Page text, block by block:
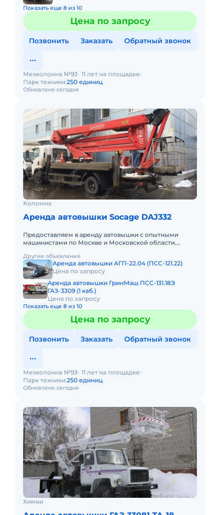
Показать еще 8 из 10
Цена по запросу
Позвонить Заказать Обратный звонок
Обновлено сегодня
Мехколонна №93 11 лет на площадке
Парк техники:250 единиц
Коломна
Аренда автовышки Socage DAJ332
Предоставляем в аренду автовышки с опытными
машинистами по Москве и Московской области.
(почасовой, посменный) При
Другие объявления
Аренда автовышки АГП-22.04 (ПСС-121.22)
Цена по запросу
Аренда автовышки ГринМаш ПСС-131.18Э
ГАЗ-3309 (1 каб.)
Цена по запросу
Показать еще 8 из 10
Цена по запросу
Позвонить Заказать Обратный звонок
Обновлено сегодня
Мехколонна №93 11 лет на площадке
Парк техники:250 единиц
Химки